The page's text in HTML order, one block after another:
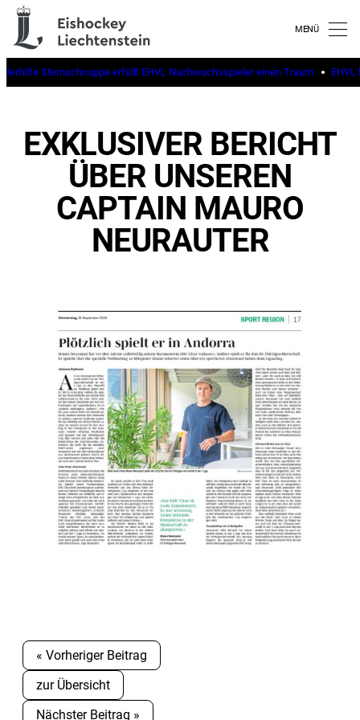
Sternschnuppe erfüllt EHVL Nachwuchsspieler einen Traum EHVL
EXKLUSIVER BERICHT
ÜBER UNSEREN
CAPTAIN MAURO
NEURAUTER
« Vorheriger Beitrag
zur Übersicht
Nächster Beitrag »